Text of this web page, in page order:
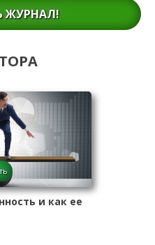
ЖУРНАЛ!
и как ее